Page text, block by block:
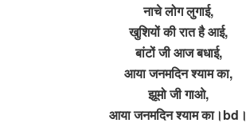
नाचे लोग लुगाई,
खुशियों की रात है आई,
बांटों जी आज बधाई,
आया जनमदिन श्याम का,
झूमो जी गाओ,
आया जनमदिन श्याम का।bd।